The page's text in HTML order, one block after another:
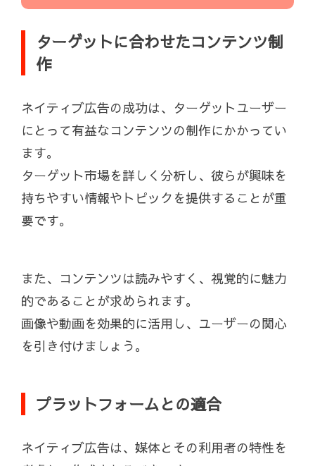
ターゲットに合わせたコンテンツ制
作
ネイティブ広告の成功は、ターゲットユーザー
にとって有益なコンテンツの制作にかかってい
ます。
ターゲット市場を詳しく分析し、彼らが興味を
持ちやすい情報やトピックを提供することが重
要です。
また、コンテンツは読みやすく、視覚的に魅力
的であることが求められます。
画像や動画を効果的に活用し、ユーザーの関心
を引き付けましょう。
プラットフォームとの適合
ネイティブ広告は、媒体とその利用者の特性を